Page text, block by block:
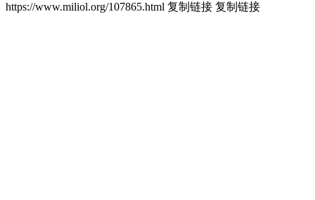
https://www.miliol.org/107865.html 复制链接 复制链接